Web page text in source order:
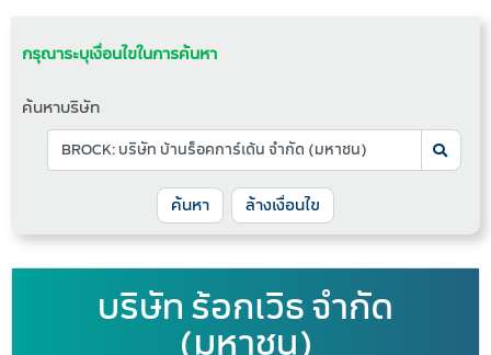
กรุณาระบุเงื่อนไขในการค้นหา
ค้นหาบริษัท
ล้างเงื่อนไข
บริษัท ร้อกเวิธ จำกัด
(มหาชน)